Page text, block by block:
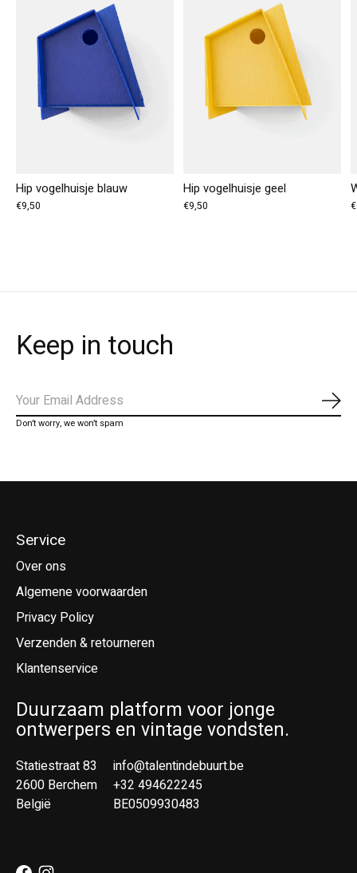
Hip vogelhuisje blauw
€9,50
Hip vogelhuisje geel
€9,50
Keep in touch
Don’t worry, we won’t spam
Service
Over ons
Algemene voorwaarden
Privacy Policy
Verzenden & retourneren
Klantenservice
Duurzaam platform voor jonge
ontwerpers en vintage vondsten.
Statiestraat 83
2600 Berchem
België
info@talentindebuurt.be
+32 494622245
BE0509930483